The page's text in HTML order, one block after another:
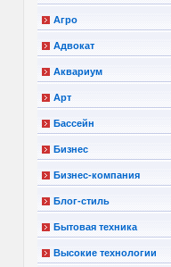
Агро
Адвокат
Аквариум
Арт
Бассейн
Бизнес
Бизнес-компания
Блог-стиль
Бытовая техника
Высокие технологии